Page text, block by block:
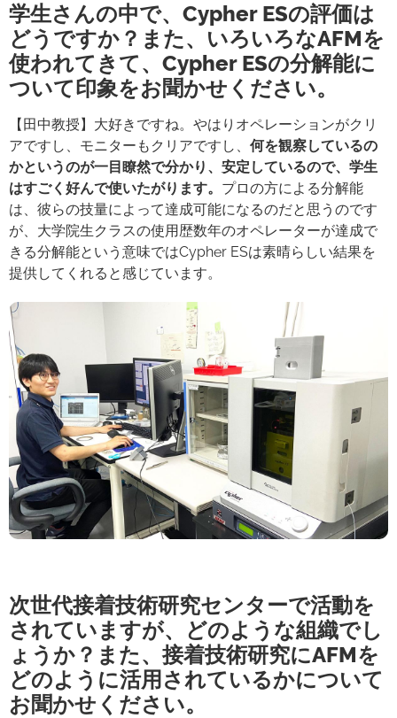
学生さんの中で、Cypher ESの評価は
どうですか？また、いろいろなAFMを
使われてきて、Cypher ESの分解能に
ついて印象をお聞かせください。
【田中教授】大好きですね。やはりオペレーションがクリ
アですし、モニターもクリアですし、 何を観察しているの
かというのが一目瞭然で分かり、安定しているので、学生
はすごく好んで使いたがります。 プロの方による分解能
は、彼らの技量によって達成可能になるのだと思うのです
が、大学院生クラスの使用歴数年のオペレーターが達成で
きる分解能という意味ではCypher ESは素晴らしい結果を
提供してくれると感じています。
次世代接着技術研究センターで活動を
されていますが、どのような組織でし
ょうか？また、接着技術研究にAFMを
どのように活用されているかについて
お聞かせください。